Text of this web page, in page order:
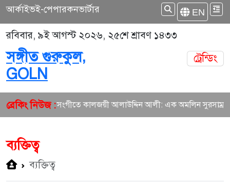
আর্কাইভই-পেপারকনভার্টার EN
রবিবার, ৯ই আগস্ট ২০২৬, ২৫শে শ্রাবণ ১৪৩৩
সঙ্গীত গুরুকুল,
GOLN
ট্রেন্ডিং
ব্রেকিং নিউজ :
সংগীতে কালজয়ী আলাউদ্দিন আলী: এক অমলিন সুরসাম্রাজ্য
ব্যক্তিত্ব
ব্যক্তিত্ব